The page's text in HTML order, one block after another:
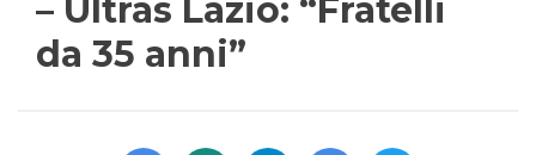
– Ultras Lazio: “Fratelli
da 35 anni”